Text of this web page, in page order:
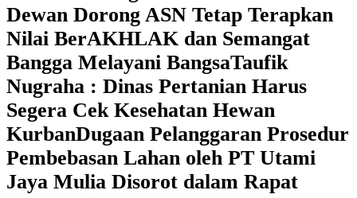
Dewan Dorong ASN Tetap Terapkan
Nilai BerAKHLAK dan Semangat
Bangga Melayani BangsaTaufik
Nugraha : Dinas Pertanian Harus
Segera Cek Kesehatan Hewan
KurbanDugaan Pelanggaran Prosedur
Pembebasan Lahan oleh PT Utami
Jaya Mulia Disorot dalam Rapat